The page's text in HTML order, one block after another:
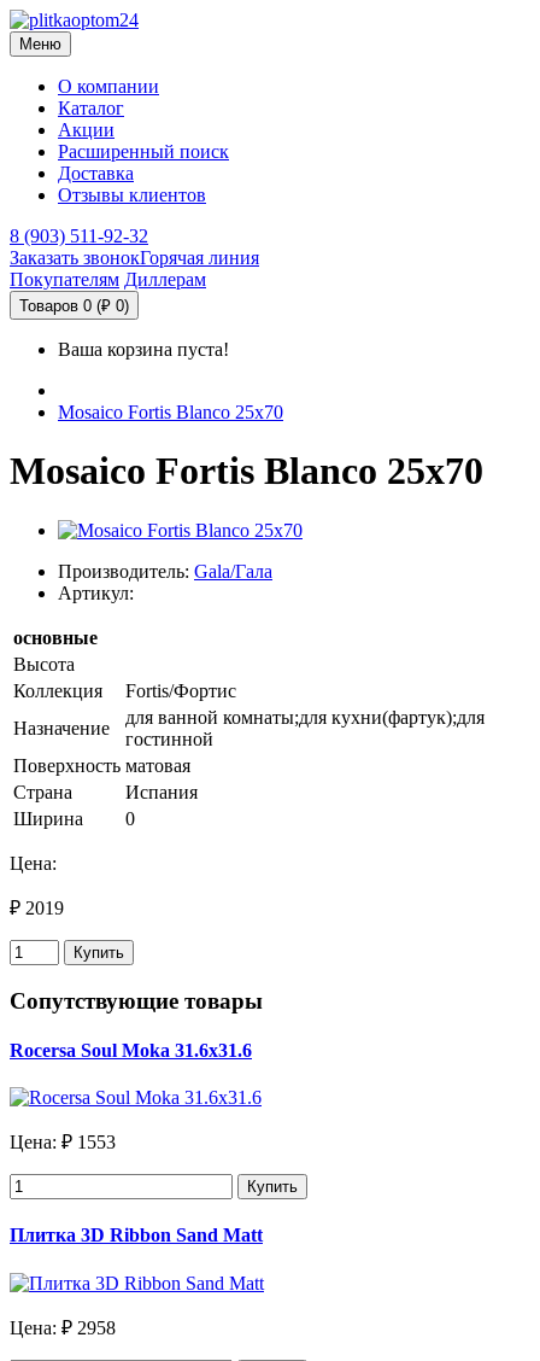
Меню
О компании
Каталог
Акции
Расширенный поиск
Доставка
Отзывы клиентов
8 (903) 511-92-32
Заказать звонокГорячая линия
Покупателям Диллерам
Товаров 0 (₽ 0)
Ваша корзина пуста!
Mosaico Fortis Blanco 25x70
Mosaico Fortis Blanco 25x70
Производитель: Gala/Гала
Артикул:
основные
Высота
Коллекция
Fortis/Фортис
Назначение
для ванной комнаты;для кухни(фартук);для
гостинной
Поверхность матовая
Страна
Испания
Ширина
0
Цена:
₽ 2019
Купить
Сопутствующие товары
Rocersa Soul Moka 31.6х31.6
Цена: ₽ 1553
Купить
Плитка 3D Ribbon Sand Matt
Цена: ₽ 2958